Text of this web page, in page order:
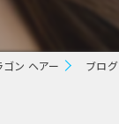
ン ヘアー ブログ